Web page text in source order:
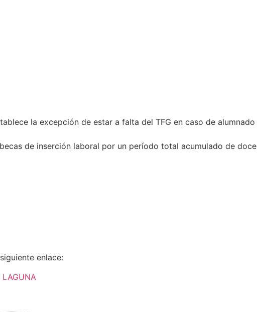
la excepción de estar a falta del TFG en caso de alumnado
de inserción laboral por un período total acumulado de doce
enlace:
LAGUNA